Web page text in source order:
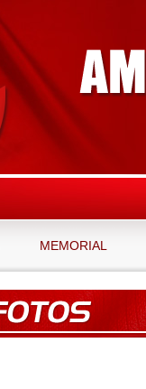
MEMORIAL